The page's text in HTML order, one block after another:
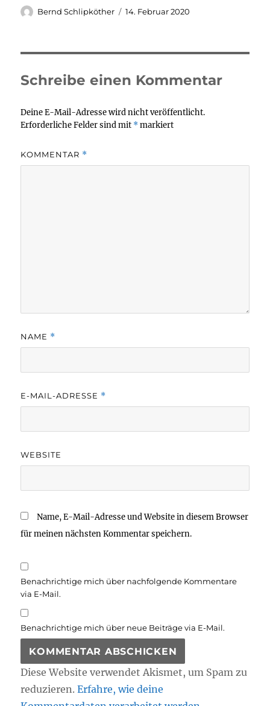
Autor
Bernd Schlipköther
Veröffentlicht
14. Februar 2020
Schreibe einen Kommentar
Deine E-Mail-Adresse wird nicht veröffentlicht.
Erforderliche Felder sind mit *markiert
KOMMENTAR *
NAME *
E-MAIL-ADRESSE *
WEBSITE
Name, E-Mail-Adresse und Website in diesem Browser
für meinen nächsten Kommentar speichern.
Benachrichtige mich über nachfolgende Kommentare
via E-Mail.
Benachrichtige mich über neue Beiträge via E-Mail.
Diese Website verwendet Akismet, um Spam zu
reduzieren.Erfahre, wie deine